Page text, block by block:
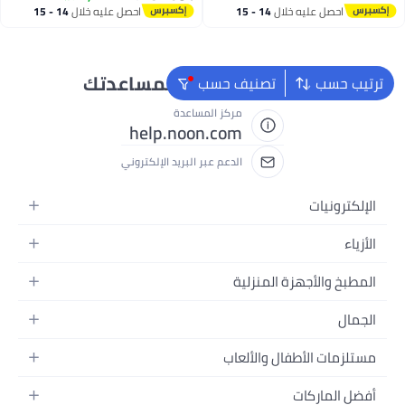
احصل عليه خلال 14 - 15
2
للهاتف مزودة بفتحة لسماعات
الرياضية، المشي والسفر - لون
رمادي
احصل عليه خلال 14 - 15
ترتيب حسب تصنيف حسب
نحن دائماً جاهزون لمساعدتك
مركز المساعدة
help.noon.com
الدعم عبر البريد الإلكتروني
الإلكترونيات
الجوالات
اللابتوبات
الأجهزة المنزلية
التلفزيونات
السماعات
الأزياء
أزياء نسائية
أزياء البنات
أزياء الأولاد
المطبخ والأجهزة المنزلية
الحمام
المطبخ والسفرة
أدوات وتحسين المنزل
الجمال
العطور
مستلزمات الأطفال والألعاب
الحفاضات
أفضل الماركات